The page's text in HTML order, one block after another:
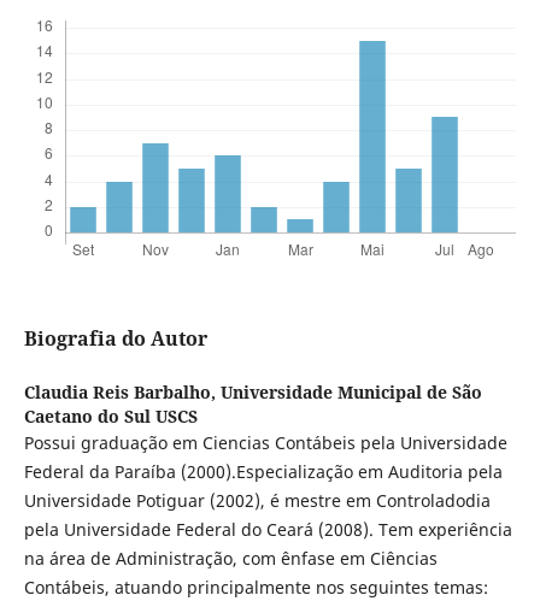
Biografia do Autor
Claudia Reis Barbalho, Universidade Municipal de São
Caetano do Sul USCS
Possui graduação em Ciencias Contábeis pela Universidade
Federal da Paraíba (2000).Especialização em Auditoria pela
Universidade Potiguar (2002), é mestre em Controladodia
pela Universidade Federal do Ceará (2008). Tem experiência
na área de Administração, com ênfase em Ciências
Contábeis, atuando principalmente nos seguintes temas: